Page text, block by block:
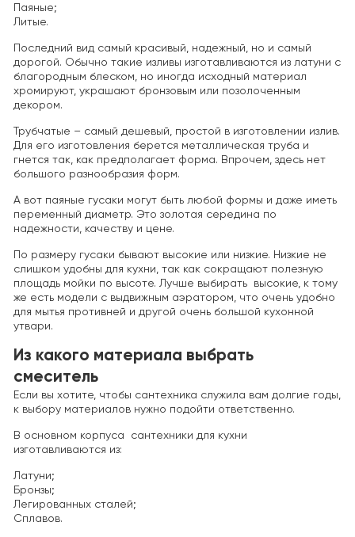
Паяные;
Литые.
Последний вид самый красивый, надежный, но и самый
дорогой. Обычно такие изливы изготавливаются из латуни с
благородным блеском, но иногда исходный материал
хромируют, украшают бронзовым или позолоченным
декором.
Трубчатые – самый дешевый, простой в изготовлении излив.
Для его изготовления берется металлическая труба и
гнется так, как предполагает форма. Впрочем, здесь нет
большого разнообразия форм.
А вот паяные гусаки могут быть любой формы и даже иметь
переменный диаметр. Это золотая середина по
надежности, качеству и цене.
По размеру гусаки бывают высокие или низкие. Низкие не
слишком удобны для кухни, так как сокращают полезную
площадь мойки по высоте. Лучше выбирать высокие, к тому
же есть модели с выдвижным аэратором, что очень удобно
для мытья противней и другой очень большой кухонной
утвари.
Из какого материала выбрать
смеситель
Если вы хотите, чтобы сантехника служила вам долгие годы,
к выбору материалов нужно подойти ответственно.
В основном корпуса сантехники для кухни
изготавливаются из:
Латуни;
Бронзы;
Легированных сталей;
Сплавов.